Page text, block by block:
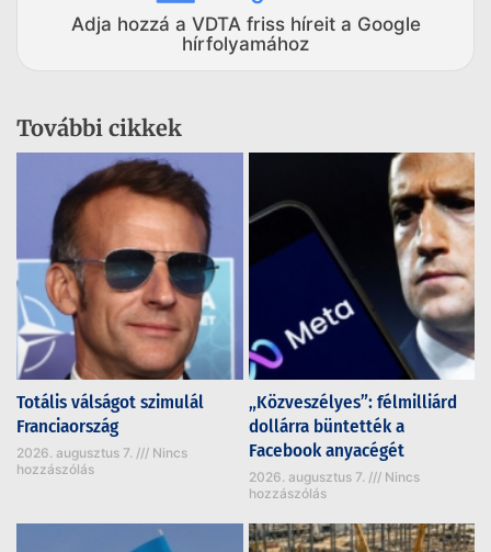
Adja hozzá a VDTA friss híreit a Google
hírfolyamához
További cikkek
Totális válságot szimulál
Franciaország
2026. augusztus 7.
Nincs
hozzászólás
„Közveszélyes”: félmilliárd
dollárra büntették a
Facebook anyacégét
2026. augusztus 7.
Nincs
hozzászólás